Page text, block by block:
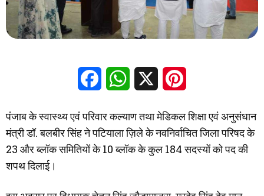
FacebookWhatsApp
पंजाब के स्वास्थ्य एवं परिवार कल्याण तथा मेडिकल शिक्षा एवं अनुसंधान
मंत्री डॉ. बलबीर सिंह ने पटियाला ज़िले के नवनिर्वाचित जिला परिषद के
23 और ब्लॉक समितियों के 10 ब्लॉक के कुल 184 सदस्यों को पद की
शपथ दिलाई।